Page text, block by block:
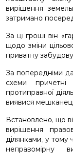
вирішення
затримано
За ці гроші він
щодо зміни
приватну
За попередніми
схеми
протиправної
виявися
Встановлено, що
вирішення
ділянками, у тому
неправомірну